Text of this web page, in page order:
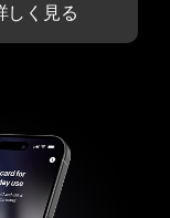
しく見る